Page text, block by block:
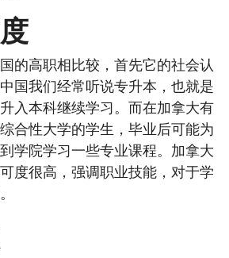
的高职相比较，首先它的社会认
国我们经常听说专升本，也就是
入本科继续学习。而在加拿大有
合性大学的学生，毕业后可能为
学院学习一些专业课程。加拿大
度很高，强调职业技能，对于学